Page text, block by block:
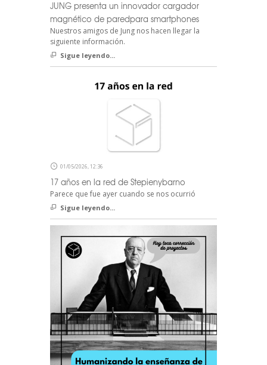
JUNG presenta un innovador cargador
magnético de paredpara smartphones
Nuestros amigos de Jung nos hacen llegar la
siguiente información.
Sigue leyendo...
01/05/2026, 12:36
17 años en la red de Stepienybarno
Parece que fue ayer cuando se nos ocurrió
Sigue leyendo...